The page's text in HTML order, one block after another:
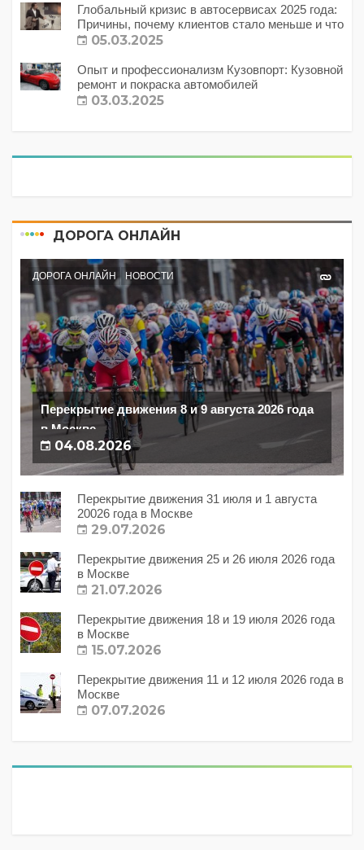
Глобальный кризис в автосервисах 2025 года:
Причины, почему клиентов стало меньше и что
с этим делать?
05.03.2025
Опыт и профессионализм Кузовпорт: Кузовной
ремонт и покраска автомобилей
03.03.2025
ДОРОГА ОНЛАЙН
ДОРОГА ОНЛАЙН НОВОСТИ
Перекрытие движения 8 и 9 августа 2026 года
в Москве
04.08.2026
Перекрытие движения 31 июля и 1 августа
20026 года в Москве
29.07.2026
Перекрытие движения 25 и 26 июля 2026 года
в Москве
21.07.2026
Перекрытие движения 18 и 19 июля 2026 года
в Москве
15.07.2026
Перекрытие движения 11 и 12 июля 2026 года в
Москве
07.07.2026